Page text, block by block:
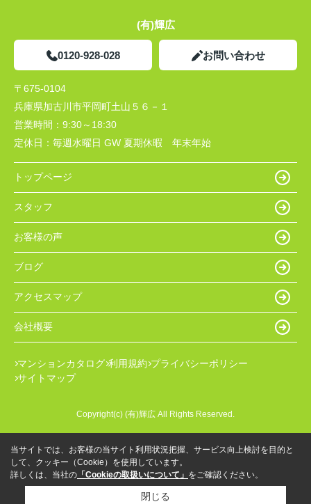
(有)輝広
0120-928-028 お問い合わせ
〒675-0104
兵庫県加古川市平岡町土山５６－１
営業時間： 9:30～18:30
定休日： 毎週水曜日 GW 夏期休暇 年末年始
トップページ
スタッフ
お客様の声
ブログ
アクセスマップ
会社概要
マンションカタログ 利用規約 プライバシーポリシー
サイトマップ
Copyright(c) (有)輝広 All Rights Reserved.
当サイトでは、お客様の当サイト利用状況把握、サービス向上検討を目的と
して、クッキー（Cookie）を使用しています。
詳しくは、当社の 「Cookieの取扱いについて」 をご確認ください。
閉じる